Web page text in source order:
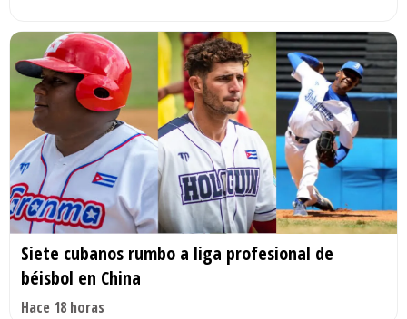
Siete cubanos rumbo a liga profesional de
béisbol en China
Hace 18 horas